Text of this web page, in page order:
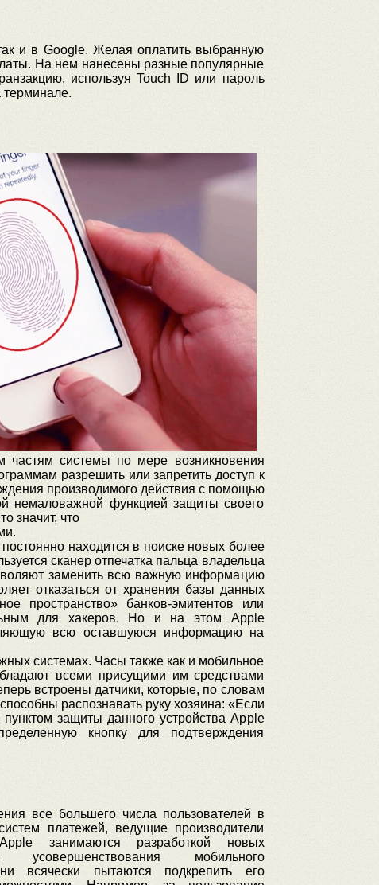
и в Google. Желая оплатить выбранную
На нем нанесены разные популярные
используя Touch ID или пароль
частям системы по мере возникновения
разрешить или запретить доступ к
производимого действия с помощью
немаловажной функцией защиты своего
значит, что
находится в поиске новых более
сканер отпечатка пальца владельца
заменить всю важную информацию
отказаться от хранения базы данных
пространство» банков-эмитентов или
для хакеров. Но и на этом Apple
всю оставшуюся информацию на
системах. Часы также как и мобильное
всеми присущими им средствами
встроены датчики, которые, по словам
распознавать руку хозяина: «Если
защиты данного устройства Apple
кнопку для подтверждения
все большего числа пользователей в
платежей, ведущие производители
занимаются разработкой новых
усовершенствования мобильного
всячески пытаются подкрепить его